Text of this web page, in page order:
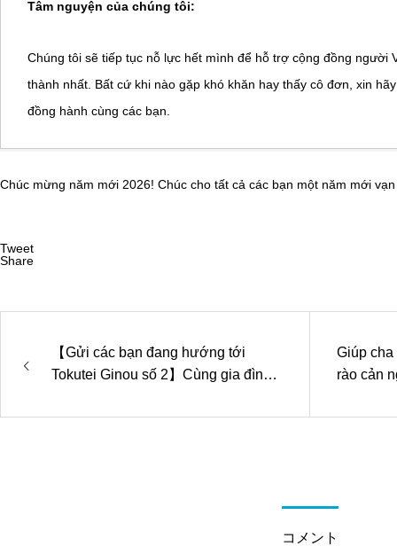
Tâm nguyện của chúng tôi:
Chúng tôi sẽ tiếp tục nỗ lực hết mình để hỗ trợ cộng đồng người
thành nhất. Bất cứ khi nào gặp khó khăn hay thấy cô đơn, xin
đồng hành cùng các bạn.
Chúc mừng năm mới 2026! Chúc cho tất cả các bạn một năm mới
Tweet
Share
【Gửi các bạn đang hướng tới
Tokutei Ginou số 2】Cùng gia đình
“Hạnh phúc gia đình”?
Giúp cha
rào cản
コメント